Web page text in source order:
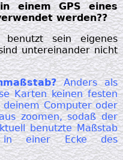
einem GPS eines
werden??
benutzt sein eigenes
untereinander nicht
Anders als
Karten keinen festen
Computer oder
zoomen, sodaß der
benutzte Maßstab
in einer Ecke des